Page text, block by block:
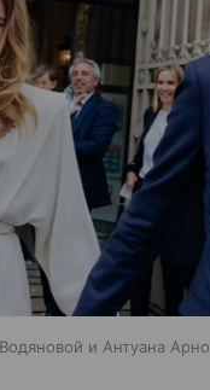
и Антуана Арно